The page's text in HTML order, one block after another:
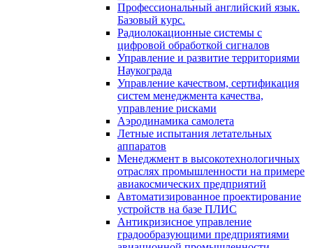
Профессиональный английский язык.
Базовый курс.
Радиолокационные системы с
цифровой обработкой сигналов
Управление и развитие территориями
Наукограда
Управление качеством, сертификация
систем менеджмента качества,
управление рисками
Аэродинамика самолета
Летные испытания летательных
аппаратов
Менеджмент в высокотехнологичных
отраслях промышленности на примере
авиакосмических предприятий
Автоматизированное проектирование
устройств на базе ПЛИС
Антикризисное управление
градообразующими предприятиями